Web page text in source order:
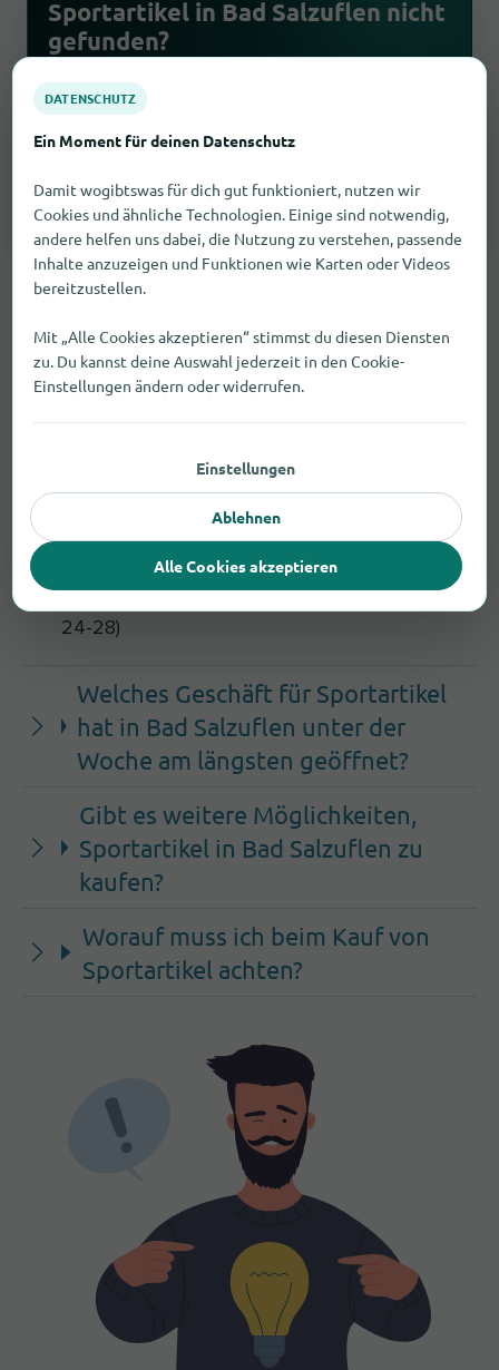
Sportartikel in Bad Salzuflen nicht
gefunden?
passende Händler an und melden Antworten per E-
Gibt es Sportartikel bei bekannten
Ketten in Bad Salzuflen?
In Bad Salzuflen findest du Sportartikel unter
anderem bei bekannten Ketten wie C&A, OBI,
H&M, beispielsweise: C&A (Mittelstr. 24-28),
24-28)
Welches Geschäft für Sportartikel
hat in Bad Salzuflen unter der
Woche am längsten geöffnet?
Gibt es weitere Möglichkeiten,
Sportartikel in Bad Salzuflen zu
kaufen?
Worauf muss ich beim Kauf von
Sportartikel achten?
DATENSCHUTZ
Ein Moment für deinen Datenschutz
Damit wogibtswas für dich gut funktioniert, nutzen wir
Cookies und ähnliche Technologien. Einige sind notwendig,
andere helfen uns dabei, die Nutzung zu verstehen, passende
Inhalte anzuzeigen und Funktionen wie Karten oder Videos
bereitzustellen.
Mit „Alle Cookies akzeptieren“ stimmst du diesen Diensten
zu. Du kannst deine Auswahl jederzeit in den Cookie-
Einstellungen ändern oder widerrufen.
Einstellungen
Ablehnen
Alle Cookies akzeptieren